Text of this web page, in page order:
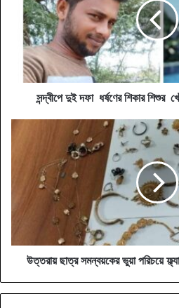
ধর্ষণের
শিকার
শিশুর
খোঁজ
মিলছে
সন্দ্বীপে দুই দফা ধর্ষণের শিকার শিশুর
ও
উত্তরায় ছাত্র সমন্বয়কের ভুয়া পরিচয়ে